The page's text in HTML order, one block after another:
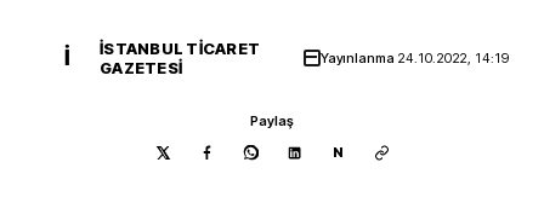
İ
İSTANBUL TICARET
GAZETESI
Yayınlanma 24.10.2022, 14:19
Paylaş
N